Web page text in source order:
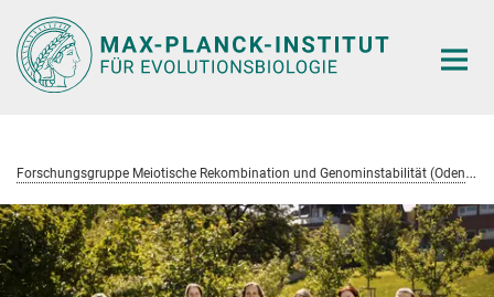
Hauptinhalt
F
orschungsgruppe Meiotische Rekombination und Genominstabilität (Odenthal-Hesse)